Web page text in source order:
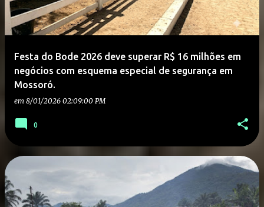
Festa do Bode 2026 deve superar R$ 16 milhões em
negócios com esquema especial de segurança em
Mossoró.
em 8/01/2026 02:09:00 PM
0